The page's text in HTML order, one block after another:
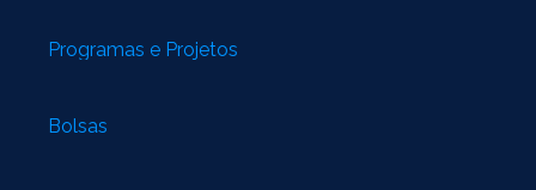
Programas e Projetos
Bolsas